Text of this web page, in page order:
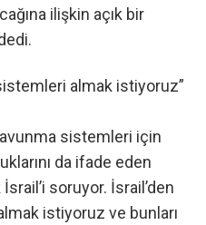
ilişkin açık bir
almak istiyoruz”
sistemleri için
da ifade eden
soruyor. İsrail’den
istiyoruz ve bunları